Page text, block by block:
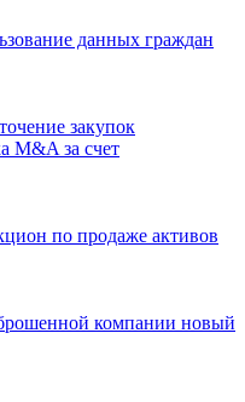
данных граждан
закупок
M&A за счет
по продаже активов
компании новый